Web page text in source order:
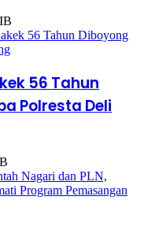
56 Tahun
Polresta Deli